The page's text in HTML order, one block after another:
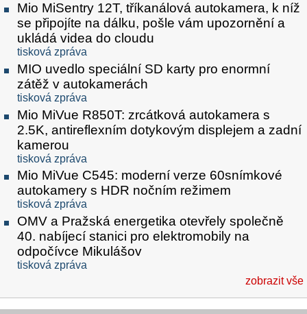
Mio MiSentry 12T, tříkanálová autokamera, k níž
se připojíte na dálku, pošle vám upozornění a
ukládá videa do cloudu
tisková zpráva
MIO uvedlo speciální SD karty pro enormní
zátěž v autokamerách
tisková zpráva
Mio MiVue R850T: zrcátková autokamera s
2.5K, antireflexním dotykovým displejem a zadní
kamerou
tisková zpráva
Mio MiVue C545: moderní verze 60snímkové
autokamery s HDR nočním režimem
tisková zpráva
OMV a Pražská energetika otevřely společně
40. nabíjecí stanici pro elektromobily na
odpočívce Mikulášov
tisková zpráva
zobrazit vše